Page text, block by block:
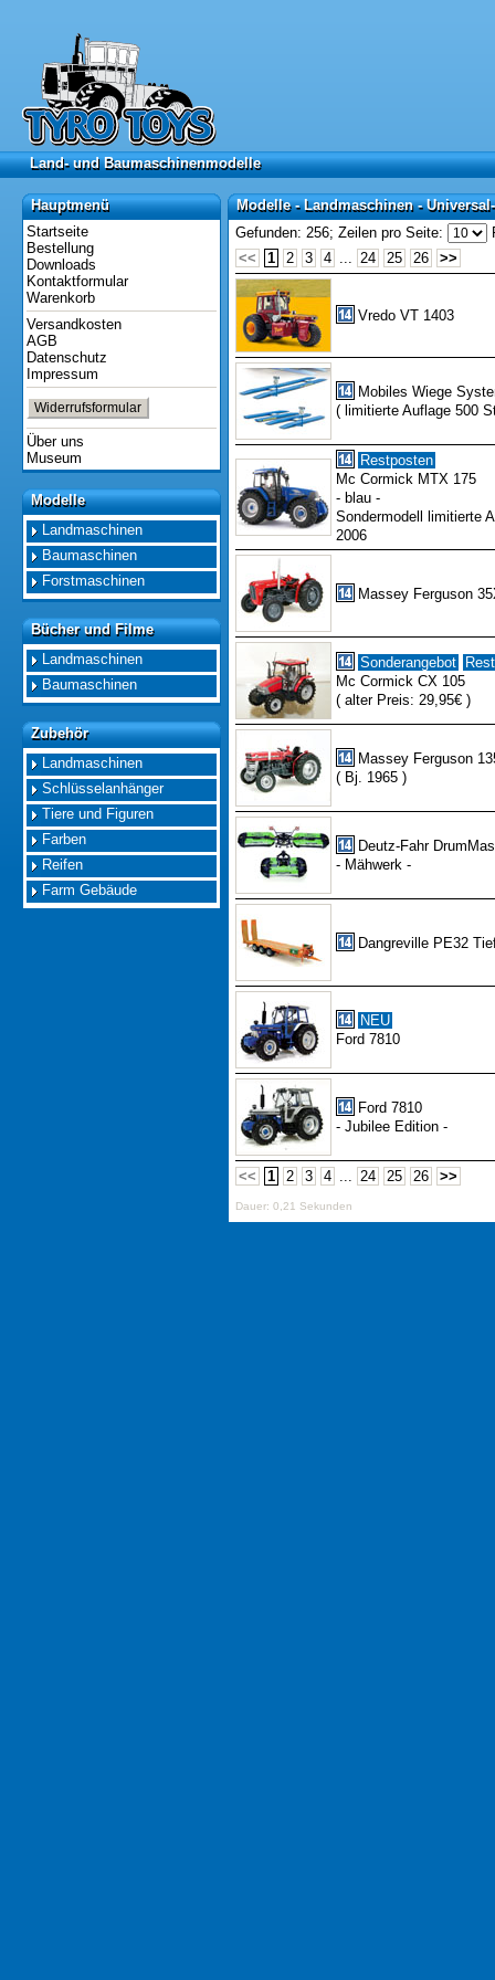
Land- und Baumaschinenmodelle
Land- und Baumaschinenmodelle
Hauptmenü
Hauptmenü
Startseite
Bestellung
Downloads
Kontaktformular
Warenkorb
Versandkosten
AGB
Datenschutz
Impressum
Widerrufsformular
Über uns
Museum
Modelle
Modelle
Landmaschinen
Baumaschinen
Forstmaschinen
Bücher und Filme
Bücher und Filme
Landmaschinen
Baumaschinen
Zubehör
Zubehör
Landmaschinen
Schlüsselanhänger
Tiere und Figuren
Farben
Reifen
Farm Gebäude
Modelle - Landmaschinen -
Modelle - Landmaschinen -
Gefunden: 256; Zeilen pro Seite:
<<
1 2 3 4 ... 24 25 26 >>
Vredo VT 1403
Mobiles Wiege
( limitierte Auflage 500
Restposten
Mc Cormick MTX 175
- blau -
Sondermodell limitierte
2006
Massey Ferguson
Sonderangebot
Mc Cormick CX 105
( alter Preis: 29,95€ )
Massey Ferguson
( Bj. 1965 )
Deutz-Fahr
- Mähwerk -
Dangreville PE32
NEU
Ford 7810
Ford 7810
- Jubilee Edition -
<< 1 2 3 4 ... 24 25 26 >>
Dauer: 0,21 Sekunden